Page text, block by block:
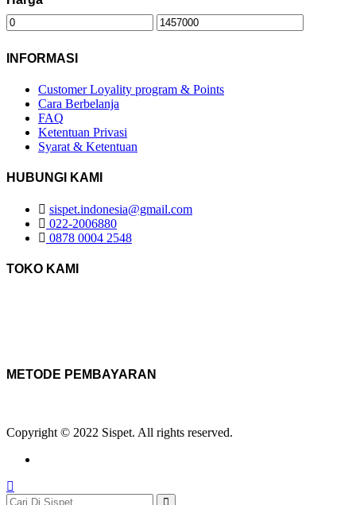
INFORMASI
Customer Loyality program & Points
Cara Berbelanja
FAQ
Ketentuan Privasi
Syarat & Ketentuan
HUBUNGI KAMI
sispet.indonesia@gmail.com
022-2006880
0878 0004 2548
TOKO KAMI
METODE PEMBAYARAN
Copyright © 2022 Sispet. All rights reserved.